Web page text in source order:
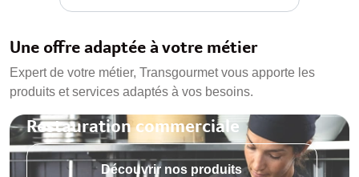
Une offre adaptée à votre métier
Expert de votre métier, Transgourmet vous apporte les
produits et services adaptés à vos besoins.
Restauration commerciale
Découvrir nos produits